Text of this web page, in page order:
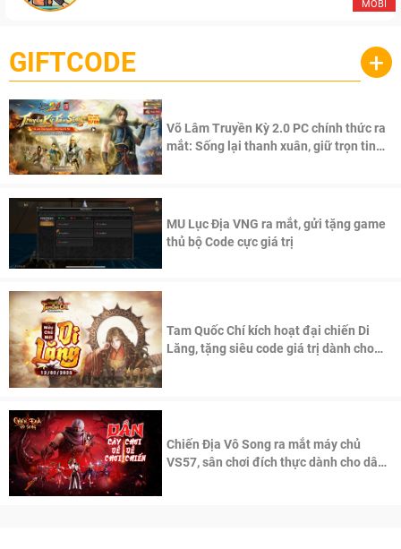
MOBI
GIFTCODE +
Võ Lâm Truyền Kỳ 2.0 PC chính thức ra
mắt: Sống lại thanh xuân, giữ trọn tinh
MU Lục Địa VNG ra mắt, gửi tặng game
thủ bộ Code cực giá trị
Tam Quốc Chí kích hoạt đại chiến Di
Lăng, tặng siêu code giá trị dành cho
Chiến Địa Vô Song ra mắt máy chủ
VS57, sân chơi đích thực dành cho dân